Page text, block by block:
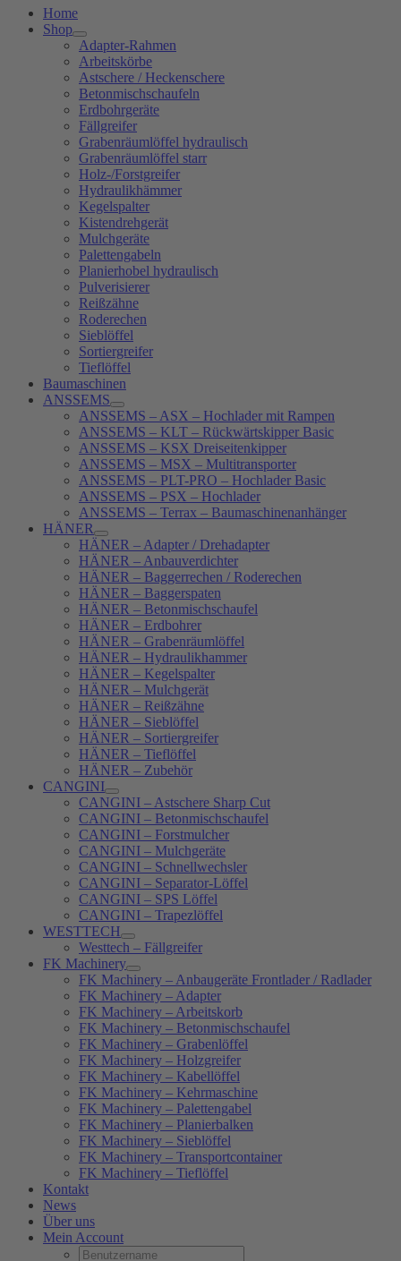
Home
Shop
Adapter-Rahmen
Arbeitskörbe
Astschere / Heckenschere
Betonmischschaufeln
Erdbohrgeräte
Fällgreifer
Grabenräumlöffel hydraulisch
Grabenräumlöffel starr
Holz-/Forstgreifer
Hydraulikhämmer
Kegelspalter
Kistendrehgerät
Mulchgeräte
Palettengabeln
Planierhobel hydraulisch
Pulverisierer
Reißzähne
Roderechen
Sieblöffel
Sortiergreifer
Tieflöffel
Baumaschinen
ANSSEMS
ANSSEMS – ASX – Hochlader mit Rampen
ANSSEMS – KLT – Rückwärtskipper Basic
ANSSEMS – KSX Dreiseitenkipper
ANSSEMS – MSX – Multitransporter
ANSSEMS – PLT-PRO – Hochlader Basic
ANSSEMS – PSX – Hochlader
ANSSEMS – Terrax – Baumaschinenanhänger
HÄNER
HÄNER – Adapter / Drehadapter
HÄNER – Anbauverdichter
HÄNER – Baggerrechen / Roderechen
HÄNER – Baggerspaten
HÄNER – Betonmischschaufel
HÄNER – Erdbohrer
HÄNER – Grabenräumlöffel
HÄNER – Hydraulikhammer
HÄNER – Kegelspalter
HÄNER – Mulchgerät
HÄNER – Reißzähne
HÄNER – Sieblöffel
HÄNER – Sortiergreifer
HÄNER – Tieflöffel
HÄNER – Zubehör
CANGINI
CANGINI – Astschere Sharp Cut
CANGINI – Betonmischschaufel
CANGINI – Forstmulcher
CANGINI – Mulchgeräte
CANGINI – Schnellwechsler
CANGINI – Separator-Löffel
CANGINI – SPS Löffel
CANGINI – Trapezlöffel
WESTTECH
Westtech – Fällgreifer
FK Machinery
FK Machinery – Anbaugeräte Frontlader / Radlader
FK Machinery – Adapter
FK Machinery – Arbeitskorb
FK Machinery – Betonmischschaufel
FK Machinery – Grabenlöffel
FK Machinery – Holzgreifer
FK Machinery – Kabellöffel
FK Machinery – Kehrmaschine
FK Machinery – Palettengabel
FK Machinery – Planierbalken
FK Machinery – Sieblöffel
FK Machinery – Transportcontainer
FK Machinery – Tieflöffel
Kontakt
News
Über uns
Mein Account
Username: